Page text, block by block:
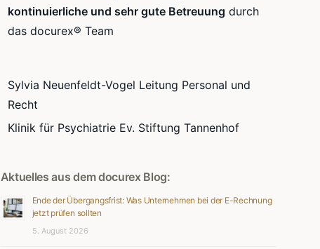
kontinuierliche und sehr gute Betreuung durch
das docurex® Team
Sylvia Neuenfeldt-Vogel Leitung Personal und
Recht
Klinik für Psychiatrie Ev. Stiftung Tannenhof
Aktuelles aus dem docurex Blog:
Ende der Übergangsfrist: Was Unternehmen bei der E-Rechnung
jetzt prüfen sollten
5. August 2026